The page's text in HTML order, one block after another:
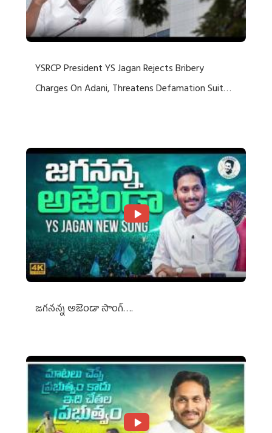
YSRCP President YS Jagan Rejects Bribery
Charges On Adani, Threatens Defamation Suit
జగనన్న అజెండా సాంగ్….